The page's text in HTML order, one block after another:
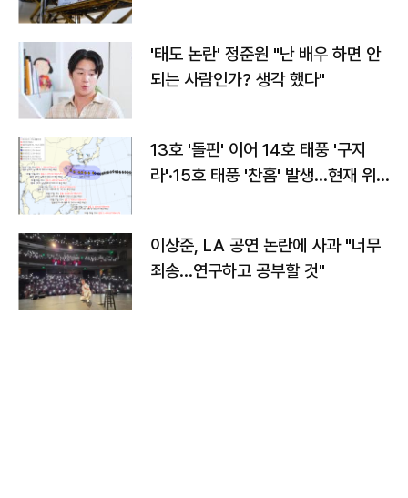
'태도 논란' 정준원 "난 배우 하면 안
되는 사람인가? 생각 했다"
13호 '돌핀' 이어 14호 태풍 '구지
라'·15호 태풍 '찬홈' 발생…현재 위
이상준, LA 공연 논란에 사과 "너무
죄송…연구하고 공부할 것"